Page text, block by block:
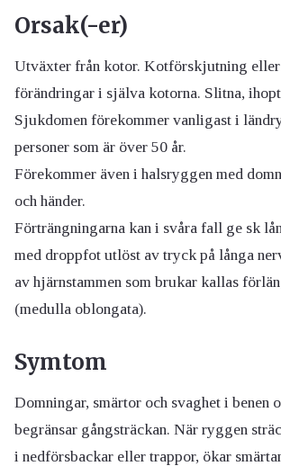
Orsak(-er)
Utväxter från kotor. Kotförskjutning eller
förändringar i själva kotorna. Slitna,
Sjukdomen förekommer vanligast i
personer som är över 50 år.
Förekommer även i halsryggen med
och händer.
Förträngningarna kan i svåra fall ge sk
med droppfot utlöst av tryck på långa
av hjärnstammen som brukar kallas
(medulla oblongata).
Symtom
Domningar, smärtor och svaghet i benen
begränsar gångsträckan. När ryggen
i nedförsbackar eller trappor, ökar